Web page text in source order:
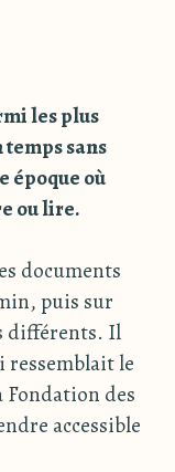
les plus
sans
époque où
ou lire.
documents
puis sur
différents. Il
ressemblait le
Fondation des
accessible